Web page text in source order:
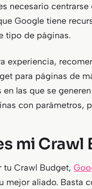
necesario centrarse
Google tiene
tipo de páginas.
experiencia,
para páginas de
en las que se
con parámetros,
mi Crawl
tu Crawl Budget,
mejor aliado. Basta